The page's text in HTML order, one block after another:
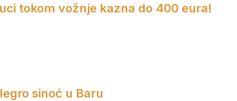
tokom vožnje kazna do 400 eura!
sinoć u Baru